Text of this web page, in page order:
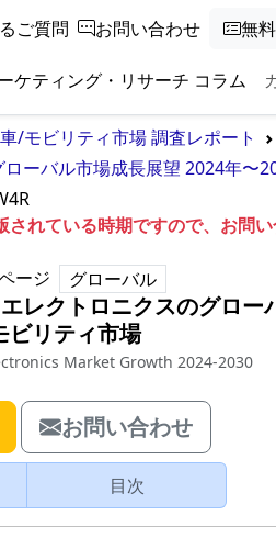
ご質問 お問い合わせ 無
ケティング・リサーチ コラム
/モビリティ市場 調査レポート
ーバル市場成長展望 2024年〜
れている時期ですので、お問い
ージ グローバル
レクトロニクスのグロー
ビリティ市場
Market Growth 2024-2030
お問い合わせ
目次